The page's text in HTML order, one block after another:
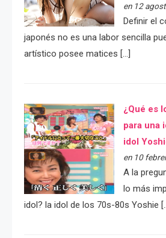
en 12
Definir el
japonés no es una labor sencilla
artístico posee matices […]
¿Qué es
para una
idol
en 10
A la
lo más
idol? la idol de los 70s-80s Yoshie